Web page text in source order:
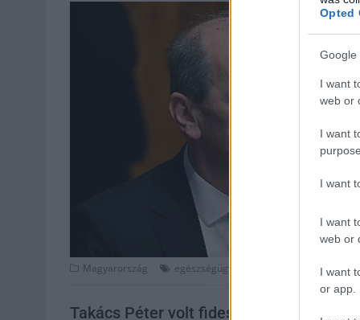
Opted
Google
I want
web or
I want
I want
I want
web or
I want
or app.
Magyarország egészségügy reform
Takács Péter volt fideszes államtitkár